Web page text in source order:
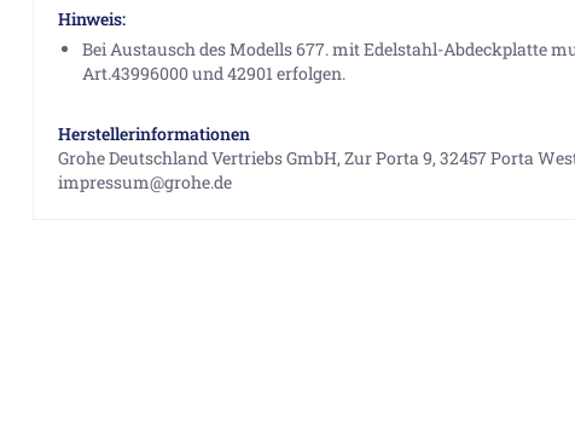
Hinweis:
Bei Austausch des Modells 677. mit Edelstahl-Abdeckplatte
Art.43996000 und 42901 erfolgen.
Herstellerinformationen
Grohe Deutschland Vertriebs GmbH, Zur Porta 9, 32457 Porta
impressum@grohe.de